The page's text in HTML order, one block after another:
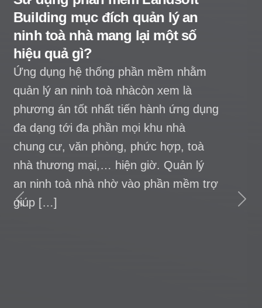
Quản lý chính sách bán hàng
bất động sản trên hệ thống
Landsoft đem đến lợi ích ra
sao?
Ứng dụng một số giải pháp chuyển đổi
số chẳng hạn Landsoft nhằm quản lý
chính sách bán hàng bất động sản lúc
này còn coi như tiêu biểu một số tiêu
chí chọn dùng thông thái thuộc hầu hết
những tập đoàn địa ốc ngay thị trường.